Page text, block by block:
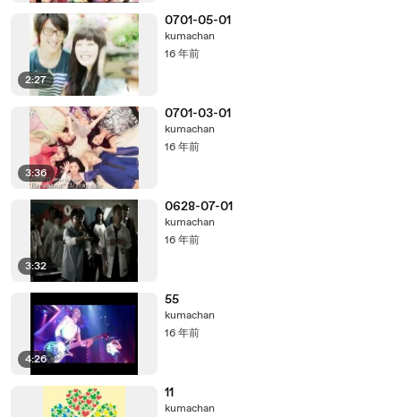
2:27
0701-05-01
kumachan
16 年前
3:36
0701-03-01
kumachan
16 年前
3:32
0628-07-01
kumachan
16 年前
4:26
55
kumachan
16 年前
11
kumachan